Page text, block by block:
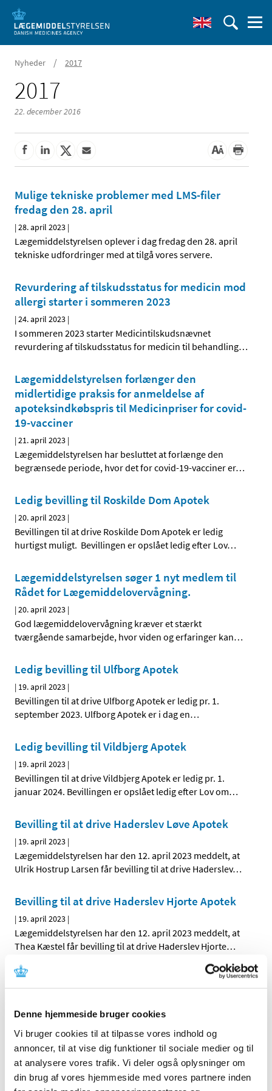
Denne hjemmeside bruger cookies
Vi bruger cookies til at tilpasse vores indhold og
annoncer, til at vise dig funktioner til sociale medier og til
at analysere vores trafik. Vi deler også oplysninger om
din brug af vores hjemmeside med vores partnere inden
Nyheder / 2017
2017
22. december 2016
Mulige tekniske problemer med LMS-filer
fredag den 28. april
|28. april 2023 |
Lægemiddelstyrelsen oplever i dag fredag den 28. april
tekniske udfordringer med at tilgå vores servere.
Revurdering af tilskudsstatus for medicin mod
allergi starter i sommeren 2023
|24. april 2023 |
I sommeren 2023 starter Medicintilskudsnævnet
revurdering af tilskudsstatus for medicin til behandling…
Lægemiddelstyrelsen forlænger den
midlertidige praksis for anmeldelse af
apoteksindkøbspris til Medicinpriser for covid-
19-vacciner
|21. april 2023 |
Lægemiddelstyrelsen har besluttet at forlænge den
begrænsede periode, hvor det for covid-19-vacciner er…
Ledig bevilling til Roskilde Dom Apotek
|20. april 2023 |
Bevillingen til at drive Roskilde Dom Apotek er ledig
hurtigst muligt. Bevillingen er opslået ledig efter Lov…
Lægemiddelstyrelsen søger 1 nyt medlem til
Rådet for Lægemiddelovervågning.
|20. april 2023 |
God lægemiddelovervågning kræver et stærkt
tværgående samarbejde, hvor viden og erfaringer kan…
Ledig bevilling til Ulfborg Apotek
| 19. april 2023 |
Bevillingen til at drive Ulfborg Apotek er ledig pr. 1.
september 2023. Ulfborg Apotek er i dag en…
Ledig bevilling til Vildbjerg Apotek
| 19. april 2023 |
Bevillingen til at drive Vildbjerg Apotek er ledig pr. 1.
januar 2024. Bevillingen er opslået ledig efter Lov om…
Bevilling til at drive Haderslev Løve Apotek
| 19. april 2023 |
Lægemiddelstyrelsen har den 12. april 2023 meddelt, at
Ulrik Hostrup Larsen får bevilling til at drive Haderslev…
Bevilling til at drive Haderslev Hjorte Apotek
| 19. april 2023 |
Lægemiddelstyrelsen har den 12. april 2023 meddelt, at
Thea Kæstel får bevilling til at drive Haderslev Hjorte…
Bevilling til at drive Haderslev Hjorte Apotek
Ikervis får ikke generelt eller generelt
klausuleret tilskud
|14. april 2023|
Lægemiddelstyrelsen har besluttet, at Ikervis,